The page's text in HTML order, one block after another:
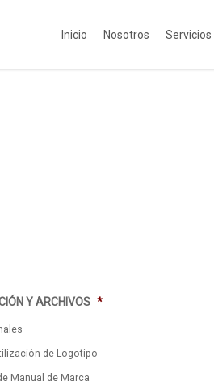
Inicio Nosotros Servicios
Y ARCHIVOS *
de Logotipo
Manual de Marca